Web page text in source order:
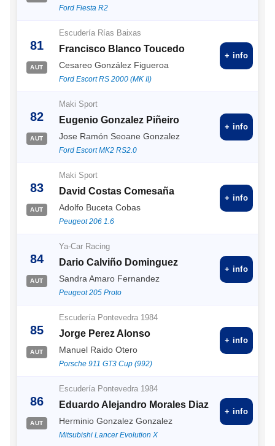
Ford Fiesta R2
81
AUT
Escudería Rías Baixas
Francisco Blanco Toucedo
Cesareo González Figueroa
Ford Escort RS 2000 (MK II)
+ info
82
AUT
Maki Sport
Eugenio Gonzalez Piñeiro
Jose Ramón Seoane Gonzalez
Ford Escort MK2 RS2.0
+ info
83
AUT
Maki Sport
David Costas Comesaña
Adolfo Buceta Cobas
Peugeot 206 1.6
+ info
84
AUT
Ya-Car Racing
Dario Calviño Dominguez
Sandra Amaro Fernandez
Peugeot 205 Proto
+ info
85
AUT
Escudería Pontevedra 1984
Jorge Perez Alonso
Manuel Raido Otero
Porsche 911 GT3 Cup (992)
+ info
86
AUT
Escudería Pontevedra 1984
Eduardo Alejandro Morales Diaz
Herminio Gonzalez Gonzalez
Mitsubishi Lancer Evolution X
+ info